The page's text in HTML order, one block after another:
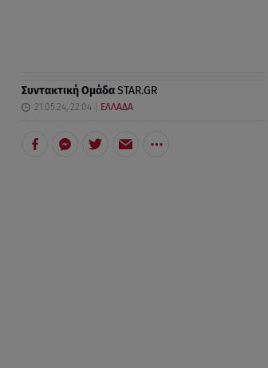
Συντακτική ΟμάδαSTAR.GR
21.05.24, 22:04 ΕΛΛΑΔΑ